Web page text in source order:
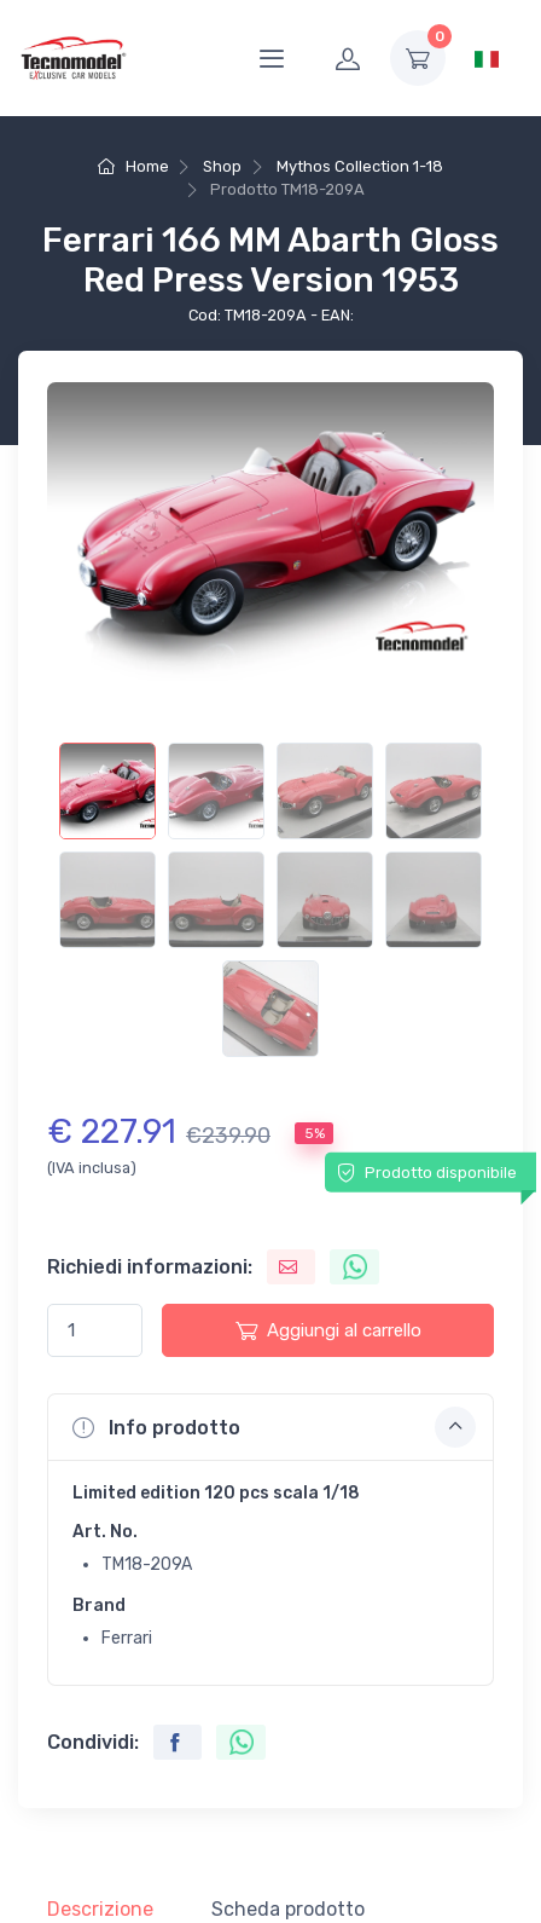
0
Home Shop
Mythos Collection 1-18
ProdottoTM18-209A
Ferrari 166 MM Abarth Gloss
Red Press Version 1953
Cod: TM18-209A - EAN:
€ 227.91 €239.90 5%
(IVA inclusa) Prodotto disponibile
Richiedi informazioni:
Aggiungi al carrello
Info prodotto
Limited edition 120 pcs scala 1/18
Art. No.
TM18-209A
Brand
Ferrari
Condividi:
Descrizione Scheda prodotto